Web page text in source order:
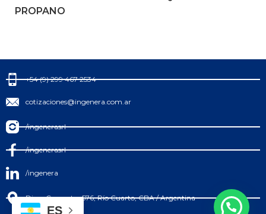
PROPANO
+54 (9) 299 467 2534
cotizaciones@ingenera.com.ar
/ingenerasrl
/ingenerasrl
/ingenera
Diag. Cervantes 576, Río Cuarto, CBA / Argentina
ES